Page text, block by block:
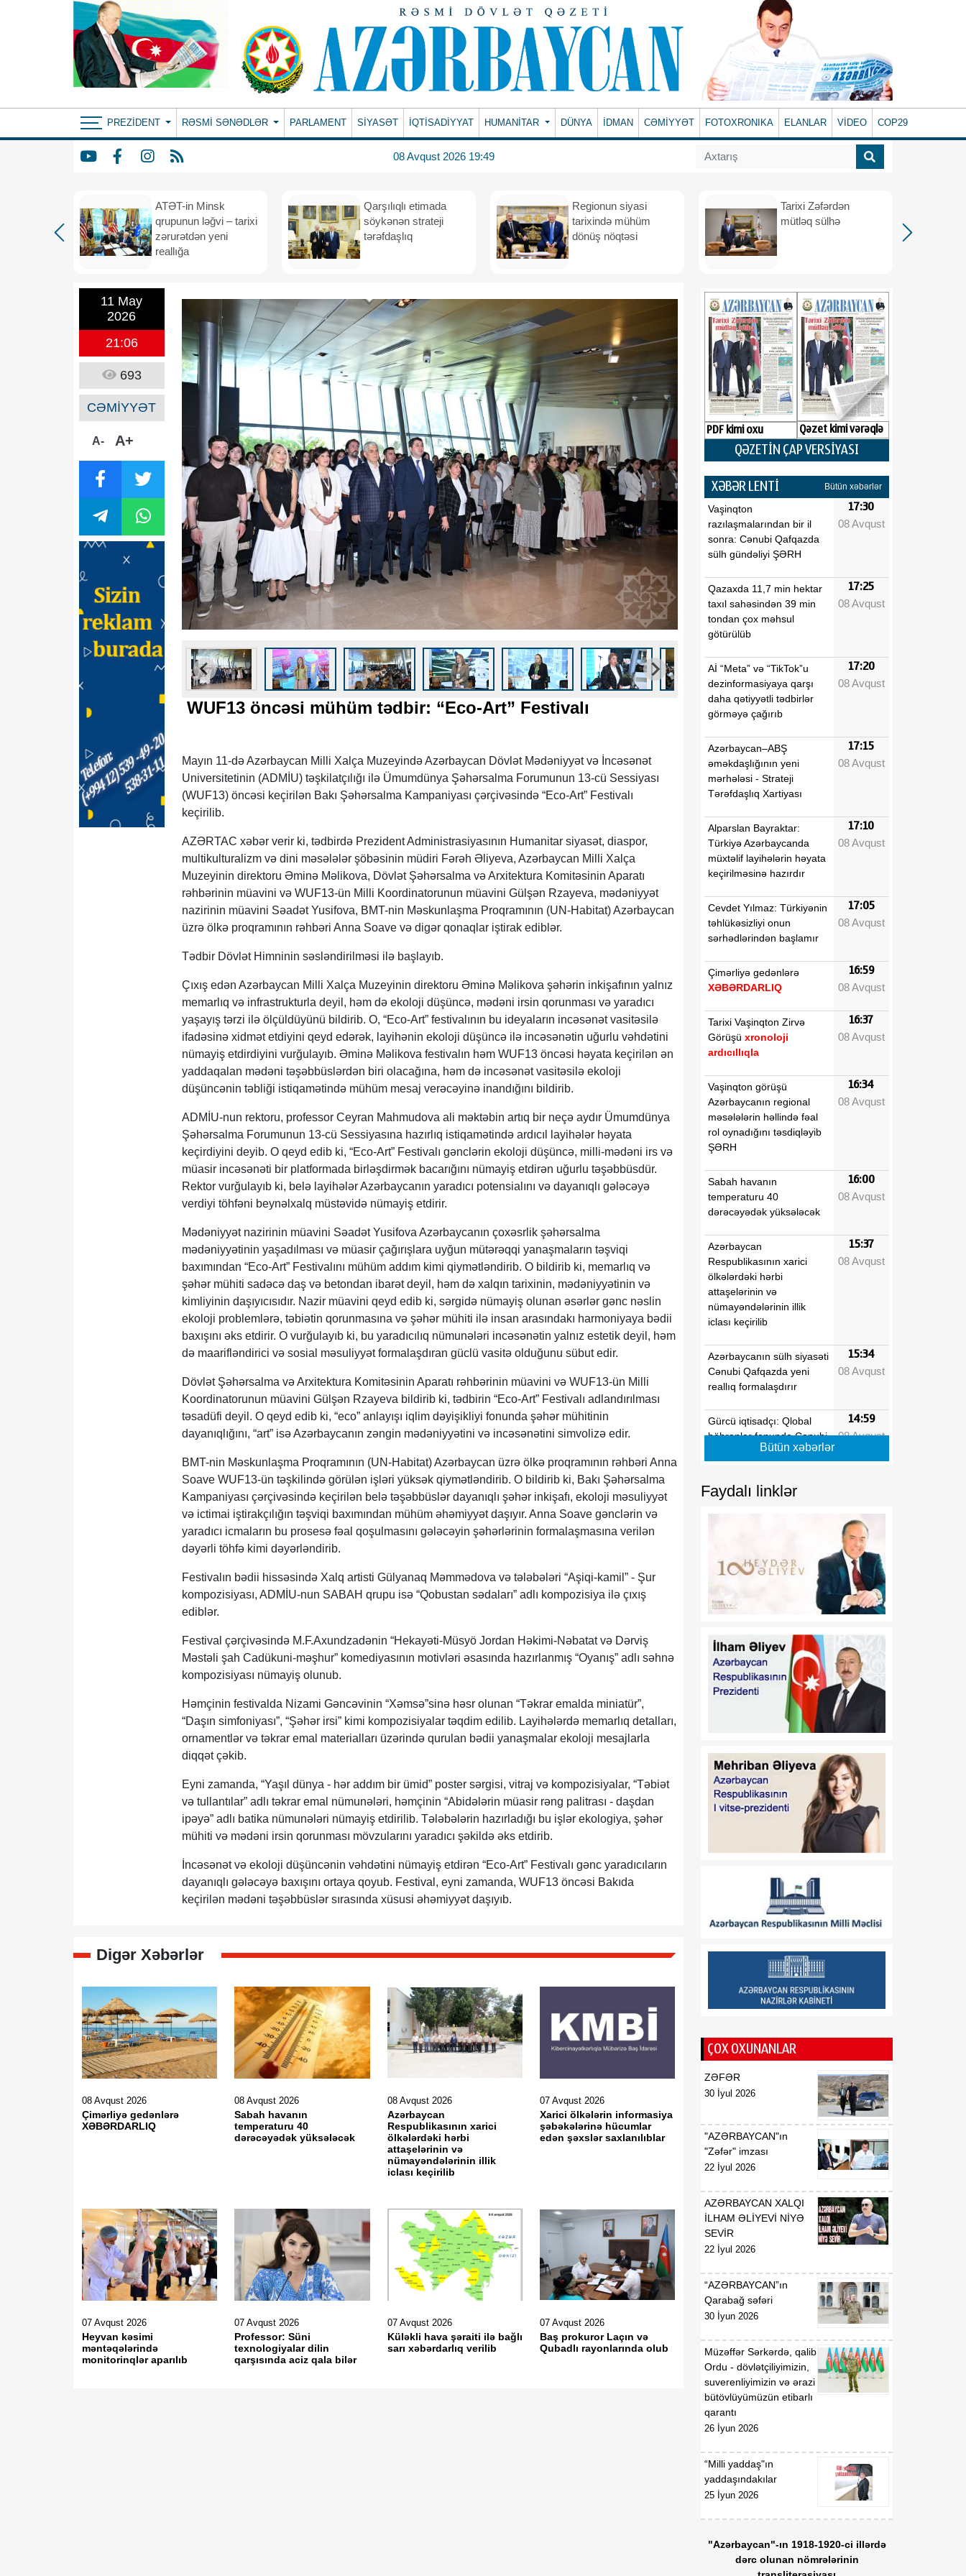
PREZIDENT RƏSMI SƏNƏDLƏR PARLAMENT SİYASƏT İQTİSADİYYAT HUMANITAR DÜNYA İDMAN CƏMİYYƏT FOTOXRONIKA ELANLAR VİDEO COP29
08 Avqust 2026 19:49
ATƏT-in Minsk
qrupunun ləğvi – tarixi
zərurətdən yeni
reallığa
Qarşılıqlı etimada
söykənən strateji
tərəfdaşlıq
Regionun siyasi
tarixində mühüm
dönüş nöqtəsi
Tarixi Zəfərdən
mütləq sülhə
11 May
2026
21:06
693
CƏMİYYƏT
A- A+
WUF13 öncəsi mühüm tədbir: “Eco-Art” Festivalı
Mayın 11-də Azərbaycan Milli Xalça Muzeyində Azərbaycan Dövlət Mədəniyyət və İncəsənət
Universitetinin (ADMİU) təşkilatçılığı ilə Ümumdünya Şəhərsalma Forumunun 13-cü Sessiyası
(WUF13) öncəsi keçirilən Bakı Şəhərsalma Kampaniyası çərçivəsində “Eco-Art” Festivalı
keçirilib.
AZƏRTAC xəbər verir ki, tədbirdə Prezident Administrasiyasının Humanitar siyasət, diaspor,
multikulturalizm və dini məsələlər şöbəsinin müdiri Fərəh Əliyeva, Azərbaycan Milli Xalça
Muzeyinin direktoru Əminə Məlikova, Dövlət Şəhərsalma və Arxitektura Komitəsinin Aparatı
rəhbərinin müavini və WUF13-ün Milli Koordinatorunun müavini Gülşən Rzayeva, mədəniyyət
nazirinin müavini Səadət Yusifova, BMT-nin Məskunlaşma Proqramının (UN-Habitat) Azərbaycan
üzrə ölkə proqramının rəhbəri Anna Soave və digər qonaqlar iştirak ediblər.
Tədbir Dövlət Himninin səsləndirilməsi ilə başlayıb.
Çıxış edən Azərbaycan Milli Xalça Muzeyinin direktoru Əminə Məlikova şəhərin inkişafının yalnız
memarlıq və infrastrukturla deyil, həm də ekoloji düşüncə, mədəni irsin qorunması və yaradıcı
yaşayış tərzi ilə ölçüldüyünü bildirib. O, “Eco-Art” festivalının bu ideyaların incəsənət vasitəsilə
ifadəsinə xidmət etdiyini qeyd edərək, layihənin ekoloji düşüncə ilə incəsənətin uğurlu vəhdətini
nümayiş etdirdiyini vurğulayıb. Əminə Məlikova festivalın həm WUF13 öncəsi həyata keçirilən ən
yaddaqalan mədəni təşəbbüslərdən biri olacağına, həm də incəsənət vasitəsilə ekoloji
düşüncənin təbliği istiqamətində mühüm mesaj verəcəyinə inandığını bildirib.
ADMİU-nun rektoru, professor Ceyran Mahmudova ali məktəbin artıq bir neçə aydır Ümumdünya
Şəhərsalma Forumunun 13-cü Sessiyasına hazırlıq istiqamətində ardıcıl layihələr həyata
keçirdiyini deyib. O qeyd edib ki, “Eco-Art” Festivalı gənclərin ekoloji düşüncə, milli-mədəni irs və
müasir incəsənəti bir platformada birləşdirmək bacarığını nümayiş etdirən uğurlu təşəbbüsdür.
Rektor vurğulayıb ki, belə layihələr Azərbaycanın yaradıcı potensialını və dayanıqlı gələcəyə
verdiyi töhfəni beynəlxalq müstəvidə nümayiş etdirir.
Mədəniyyət nazirinin müavini Səadət Yusifova Azərbaycanın çoxəsrlik şəhərsalma
mədəniyyətinin yaşadılması və müasir çağırışlara uyğun mütərəqqi yanaşmaların təşviqi
baxımından “Eco-Art” Festivalını mühüm addım kimi qiymətləndirib. O bildirib ki, memarlıq və
şəhər mühiti sadəcə daş və betondan ibarət deyil, həm də xalqın tarixinin, mədəniyyətinin və
kimliyinin daşıyıcısıdır. Nazir müavini qeyd edib ki, sərgidə nümayiş olunan əsərlər gənc nəslin
ekoloji problemlərə, təbiətin qorunmasına və şəhər mühiti ilə insan arasındakı harmoniyaya bədii
baxışını əks etdirir. O vurğulayıb ki, bu yaradıcılıq nümunələri incəsənətin yalnız estetik deyil, həm
də maarifləndirici və sosial məsuliyyət formalaşdıran güclü vasitə olduğunu sübut edir.
Dövlət Şəhərsalma və Arxitektura Komitəsinin Aparatı rəhbərinin müavini və WUF13-ün Milli
Koordinatorunun müavini Gülşən Rzayeva bildirib ki, tədbirin “Eco-Art” Festivalı adlandırılması
təsadüfi deyil. O qeyd edib ki, “eco” anlayışı iqlim dəyişikliyi fonunda şəhər mühitinin
dayanıqlığını, “art” isə Azərbaycanın zəngin mədəniyyətini və incəsənətini simvolizə edir.
BMT-nin Məskunlaşma Proqramının (UN-Habitat) Azərbaycan üzrə ölkə proqramının rəhbəri Anna
Soave WUF13-ün təşkilində görülən işləri yüksək qiymətləndirib. O bildirib ki, Bakı Şəhərsalma
Kampaniyası çərçivəsində keçirilən belə təşəbbüslər dayanıqlı şəhər inkişafı, ekoloji məsuliyyət
və ictimai iştirakçılığın təşviqi baxımından mühüm əhəmiyyət daşıyır. Anna Soave gənclərin və
yaradıcı icmaların bu prosesə fəal qoşulmasını gələcəyin şəhərlərinin formalaşmasına verilən
dəyərli töhfə kimi dəyərləndirib.
Festivalın bədii hissəsində Xalq artisti Gülyanaq Məmmədova və tələbələri “Aşiqi-kamil” - Şur
kompozisiyası, ADMİU-nun SABAH qrupu isə “Qobustan sədaları” adlı kompozisiya ilə çıxış
ediblər.
Festival çərçivəsində M.F.Axundzadənin “Hekayəti-Müsyö Jordan Həkimi-Nəbatat və Dərviş
Məstəli şah Cadükuni-məşhur” komediyasının motivləri əsasında hazırlanmış “Oyanış” adlı səhnə
kompozisiyası nümayiş olunub.
Həmçinin festivalda Nizami Gəncəvinin “Xəmsə”sinə həsr olunan “Təkrar emalda miniatür”,
“Daşın simfoniyası”, “Şəhər irsi” kimi kompozisiyalar təqdim edilib. Layihələrdə memarlıq detalları,
ornamentlər və təkrar emal materialları üzərində qurulan bədii yanaşmalar ekoloji mesajlarla
diqqət çəkib.
Eyni zamanda, “Yaşıl dünya - hər addım bir ümid” poster sərgisi, vitraj və kompozisiyalar, “Təbiət
və tullantılar” adlı təkrar emal nümunələri, həmçinin “Abidələrin müasir rəng palitrası - daşdan
ipəyə” adlı batika nümunələri nümayiş etdirilib. Tələbələrin hazırladığı bu işlər ekologiya, şəhər
mühiti və mədəni irsin qorunması mövzularını yaradıcı şəkildə əks etdirib.
İncəsənət və ekoloji düşüncənin vəhdətini nümayiş etdirən “Eco-Art” Festivalı gənc yaradıcıların
dayanıqlı gələcəyə baxışını ortaya qoyub. Festival, eyni zamanda, WUF13 öncəsi Bakıda
keçirilən mədəni təşəbbüslər sırasında xüsusi əhəmiyyət daşıyıb.
Digər Xəbərlər
08 Avqust 2026
Çimərliyə gedənlərə
XƏBƏRDARLIQ
08 Avqust 2026
Sabah havanın
temperaturu 40
dərəcəyədək yüksələcək
08 Avqust 2026
Azərbaycan
Respublikasının xarici
ölkələrdəki hərbi
attaşelərinin və
nümayəndələrinin illik
iclası keçirilib
07 Avqust 2026
Xarici ölkələrin informasiya
şəbəkələrinə hücumlar
edən şəxslər saxlanılıblar
07 Avqust 2026
Heyvan kəsimi
məntəqələrində
monitorinqlər aparılıb
07 Avqust 2026
Professor: Süni
texnologiyalar dilin
qarşısında aciz qala bilər
07 Avqust 2026
Küləkli hava şəraiti ilə bağlı
sarı xəbərdarlıq verilib
07 Avqust 2026
Baş prokuror Laçın və
Qubadlı rayonlarında olub
PDF kimi oxu Qəzet kimi vərəqlə
QƏZETİN ÇAP VERSİYASI
XƏBƏR LENTİ Bütün xəbərlər
Vaşinqton
razılaşmalarından bir il
sonra: Cənubi Qafqazda
sülh gündəliyi ŞƏRH
17:30
08 Avqust
Qazaxda 11,7 min hektar
taxıl sahəsindən 39 min
tondan çox məhsul
götürülüb
17:25
08 Avqust
Aİ “Meta” və “TikTok”u
dezinformasiyaya qarşı
daha qətiyyətli tədbirlər
görməyə çağırıb
17:20
08 Avqust
Azərbaycan–ABŞ
əməkdaşlığının yeni
mərhələsi - Strateji
Tərəfdaşlıq Xartiyası
17:15
08 Avqust
Alparslan Bayraktar:
Türkiyə Azərbaycanda
müxtəlif layihələrin həyata
keçirilməsinə hazırdır
17:10
08 Avqust
Cevdet Yılmaz: Türkiyənin
təhlükəsizliyi onun
sərhədlərindən başlamır
17:05
08 Avqust
Çimərliyə gedənlərə
XƏBƏRDARLIQ
16:59
08 Avqust
Tarixi Vaşinqton Zirvə
Görüşü xronoloji
ardıcıllıqla
16:37
08 Avqust
Vaşinqton görüşü
Azərbaycanın regional
məsələlərin həllində fəal
rol oynadığını təsdiqləyib
ŞƏRH
16:34
08 Avqust
Sabah havanın
temperaturu 40
dərəcəyədək yüksələcək
16:00
08 Avqust
Azərbaycan
Respublikasının xarici
ölkələrdəki hərbi
attaşelərinin və
nümayəndələrinin illik
iclası keçirilib
15:37
08 Avqust
Azərbaycanın sülh siyasəti
Cənubi Qafqazda yeni
reallıq formalaşdırır
15:34
08 Avqust
Gürcü iqtisadçı: Qlobal
böhranlar fonunda Cənubi
Qafqaz özünü regional
14:59
08 Avqust
Tarixi Vaşinqton görüşü
14:09
08 Avqust
Rusiya regionlarına PUA
yeddi nəfər xəsarət alıb
13:42
08 Avqust
Sülh və strateji tərəfdaşlıq
oyun qaydalarını dəyişir
08 Avqust
Valeri Çeçelaşvili:
Vaşinqton Sammiti Cənubi
Qafqazda sülh üçün
13:32
08 Avqust
Vaşinqton görüşləri
Azərbaycanın zəfər
diplomatiyasında yeni
13:19
08 Avqust
Prezidentin Mətbuat
13:03
Vaşinqton görüşü sülh
prosesinin və ABŞ ilə
dönüş nöqtəsidir
08 Avqust
razılaşmaları Cənubi
rolunu oynayır
Bütün xəbərlər
Faydalı linklər
ÇOX OXUNANLAR
ZƏFƏR
30 İyul 2026
"AZƏRBAYCAN"ın
"Zəfər" imzası
22 İyul 2026
AZƏRBAYCAN XALQI
İLHAM ƏLİYEVİ NİYƏ
SEVİR
22 İyul 2026
“AZƏRBAYCAN”ın
Qarabağ səfəri
30 İyun 2026
Müzəffər Sərkərdə, qalib
Ordu - dövlətçiliyimizin,
suverenliyimizin və ərazi
bütövlüyümüzün etibarlı
qarantı
26 İyun 2026
“Milli yaddaş"ın
yaddaşındakılar
25 İyun 2026
"Azərbaycan"-ın 1918-1920-ci illərdə
dərc olunan nömrələrinin